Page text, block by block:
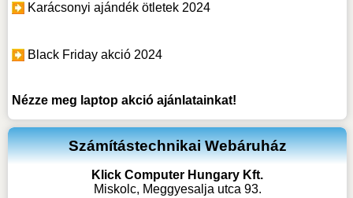
Karácsonyi ajándék ötletek 2024
Black Friday akció 2024
Nézze meg laptop akcióajánlatainkat!
Számítástechnikai Webáruház
Klick Computer Hungary Kft.
Miskolc, Meggyesalja utca 93.